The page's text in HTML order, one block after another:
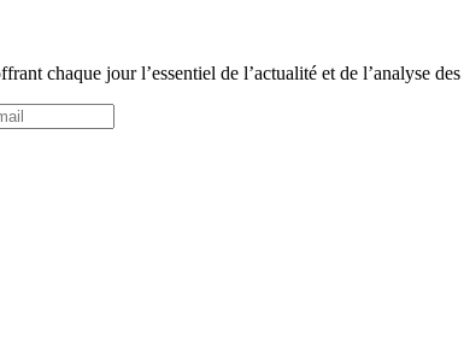
chaque jour l’essentiel de l’actualité et de l’analyse